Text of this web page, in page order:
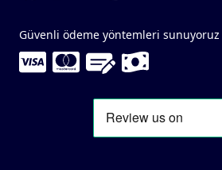
Güvenli ödeme yöntemleri sunuyoruz